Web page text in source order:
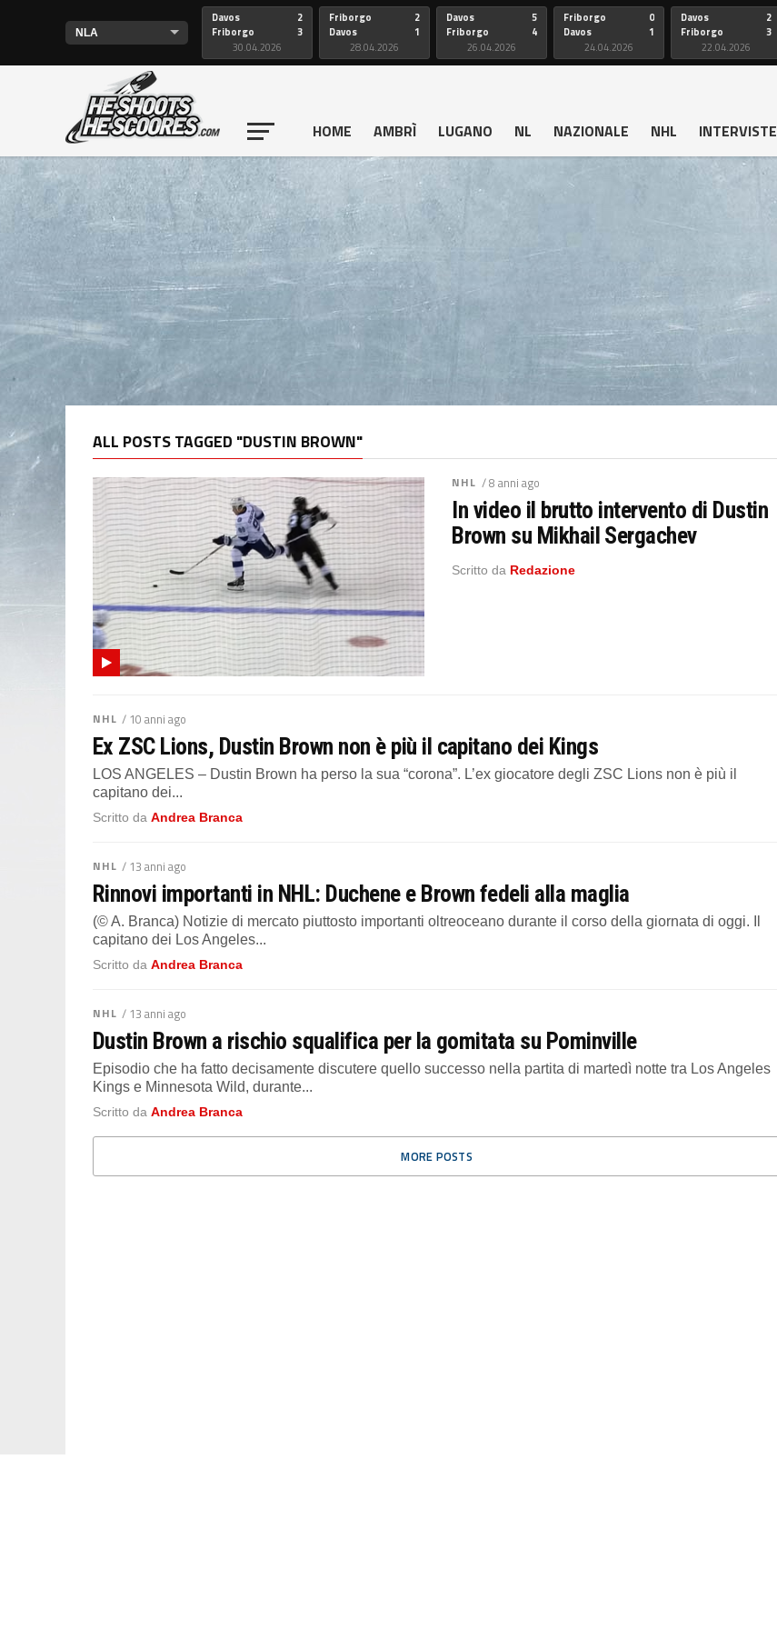
Davos
Friborgo
2
3
30.04.2026
Friborgo
Davos
2
1
28.04.2026
Davos
Friborgo
5
4
26.04.2026
Friborgo
Davos
0
1
24.04.2026
Davos
Friborgo
2
3
22.04.2026
HOME AMBRÌ LUGANO NL NAZIONALE NHL INTERVISTE
ALL POSTS TAGGED "DUSTIN BROWN"
NHL / 8 anni ago
In video il brutto intervento di Dustin
Brown su Mikhail Sergachev
Scritto da Redazione
NHL / 10 anni ago
Ex ZSC Lions, Dustin Brown non è più il capitano dei Kings
LOS ANGELES – Dustin Brown ha perso la sua “corona”. L’ex giocatore degli ZSC Lions non è più il
capitano dei...
Scritto da Andrea Branca
NHL / 13 anni ago
Rinnovi importanti in NHL: Duchene e Brown fedeli alla maglia
(© A. Branca) Notizie di mercato piuttosto importanti oltreoceano durante il corso della giornata di oggi. Il
capitano dei Los Angeles...
Scritto da Andrea Branca
NHL / 13 anni ago
Dustin Brown a rischio squalifica per la gomitata su Pominville
Episodio che ha fatto decisamente discutere quello successo nella partita di martedì notte tra Los Angeles
Kings e Minnesota Wild, durante...
Scritto da Andrea Branca
MORE POSTS